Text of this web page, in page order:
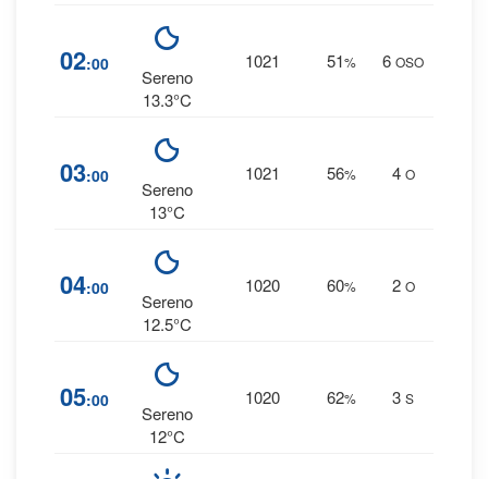
02:00
Sereno
13.3°C
1021 51% 6 OSO
03:00
Sereno
13°C
1021 56% 4 O
04:00
Sereno
12.5°C
1020 60% 2 O
05:00
Sereno
12°C
1020 62% 3 S